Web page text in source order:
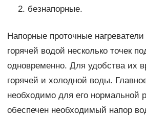
безнапорные.
Напорные проточные
горячей водой несколько точек
одновременно. Для удобства их
горячей и холодной воды.
необходимо для его нормальной
обеспечен необходимый напор